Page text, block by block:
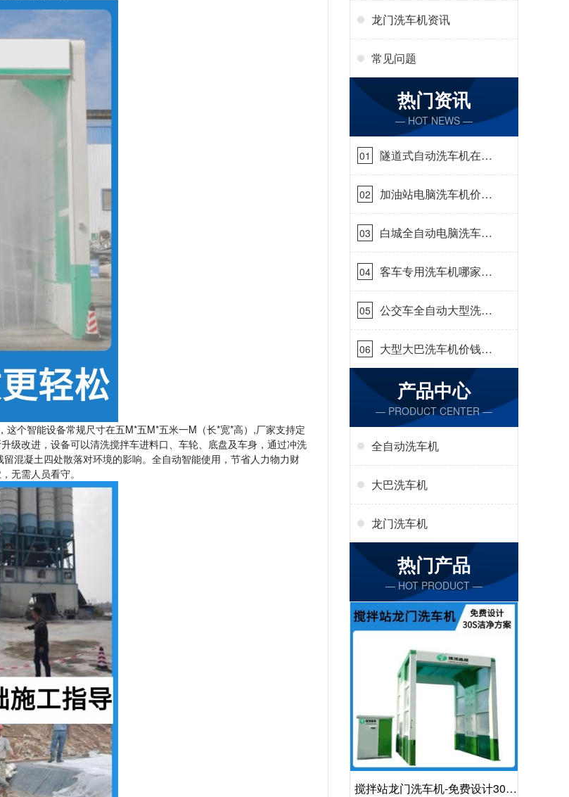
个智能设备常规尺寸在五M*五M*五米一M（长*宽*高）,厂家支持定
级改进，设备可以清洗搅拌车进料口、车轮、底盘及车身，通过冲洗
混凝土四处散落对环境的影响。全自动智能使用，节省人力物力财
无需人员看守。
龙门洗车机资讯
常见问题
热门资讯
— HOT NEWS —
01
隧道式自动洗车机在哪
里购买[隆茂鑫晟]
02
加油站电脑洗车机价格
怎么样[隆茂鑫晟]
03
白城全自动电脑洗车
机-ADV防冻冬季正常
使用[隆茂鑫晟]
04
客车专用洗车机哪家的
好[隆茂鑫晟]
05
公交车全自动大型洗车
机什么价钱[隆茂鑫晟]
06
大型大巴洗车机价钱怎
么样[隆茂鑫晟]
产品中心
— PRODUCT CENTER —
全自动洗车机
大巴洗车机
龙门洗车机
热门产品
— HOT PRODUCT —
搅拌站龙门洗车机-免费设计30S